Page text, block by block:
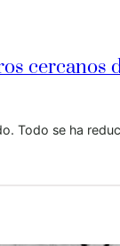
cercanos
Todo se ha